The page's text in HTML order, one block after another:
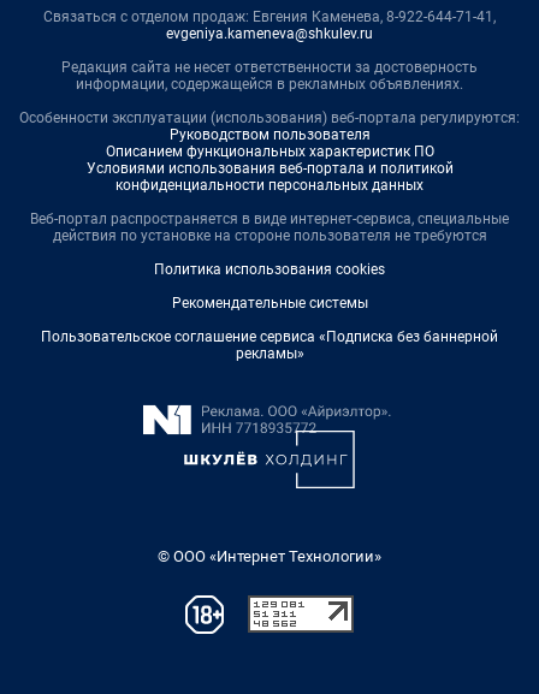
Связаться с отделом продаж: Евгения Каменева, 8-922-644-71-41,
evgeniya.kameneva@shkulev.ru
Редакция сайта не несет ответственности за достоверность
информации, содержащейся в рекламных объявлениях.
Особенности эксплуатации (использования) веб-портала регулируются:
Руководством пользователя
Описанием функциональных характеристик ПО
Условиями использования веб-портала и политикой
конфиденциальности персональных данных
Веб-портал распространяется в виде интернет-сервиса, специальные
действия по установке на стороне пользователя не требуются
Политика использования cookies
Рекомендательные системы
Пользовательское соглашение сервиса «Подписка без баннерной
рекламы»
© ООО «Интернет Технологии»